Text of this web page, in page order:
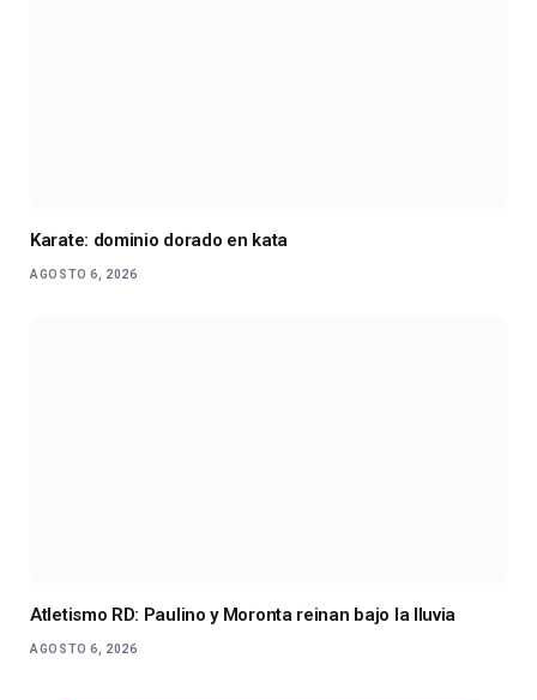
Karate: dominio dorado en kata
AGOSTO 6, 2026
Atletismo RD: Paulino y Moronta reinan bajo la lluvia
AGOSTO 6, 2026